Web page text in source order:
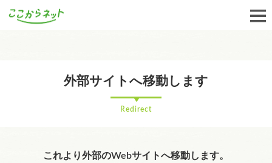
外部サイトへ移動します
Redirect
これより外部のWebサイトへ移動します。